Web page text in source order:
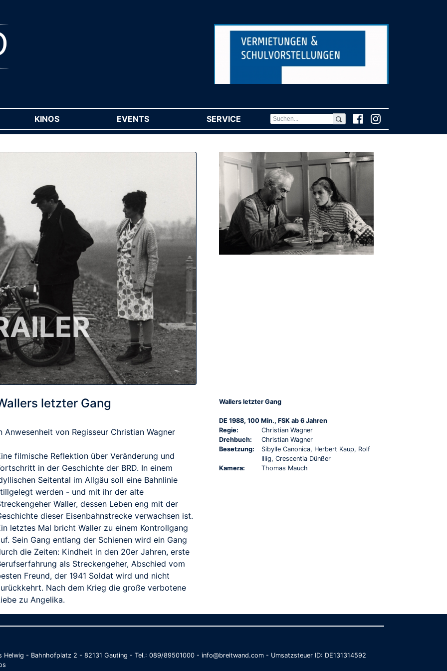
KINOS EVENTS SERVICE (CURRENT)
letzter Gang
Anwesenheit von Regisseur Christian Wagner
filmische Reflektion über Veränderung und
in der Geschichte der BRD. In einem
Seitental im Allgäu soll eine Bahnlinie
werden - und mit ihr der alte
Waller, dessen Leben eng mit der
dieser Eisenbahnstrecke verwachsen ist.
letztes Mal bricht Waller zu einem Kontrollgang
Sein Gang entlang der Schienen wird ein Gang
die Zeiten: Kindheit in den 20er Jahren, erste
als Streckengeher, Abschied vom
Freund, der 1941 Soldat wird und nicht
Nach dem Krieg die große verbotene
zu Angelika.
Wallers letzter Gang
DE 1988, 100 Min., FSK ab 6 Jahren
Regie:
Christian Wagner
Drehbuch:
Christian Wagner
Besetzung:
Sibylle Canonica, Herbert Kaup, Rolf
Illig, Crescentia Dünßer
Kamera:
Thomas Mauch
- Bahnhofplatz 2 - 82131 Gauting - Tel.: 089/89501000 - info@breitwand.com - Umsatzsteuer ID: DE131314592